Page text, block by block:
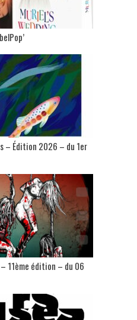
– Édition 2026 – du 1er
11ème édition – du 06